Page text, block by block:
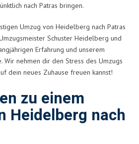
nach Patras bringen.
Umzug von Heidelberg nach Patras
Schuster Heidelberg und
Erfahrung und unserem
Wir nehmen dir den Stress des Umzugs
dein neues Zuhause freuen kannst!
zu einem
Heidelberg nach